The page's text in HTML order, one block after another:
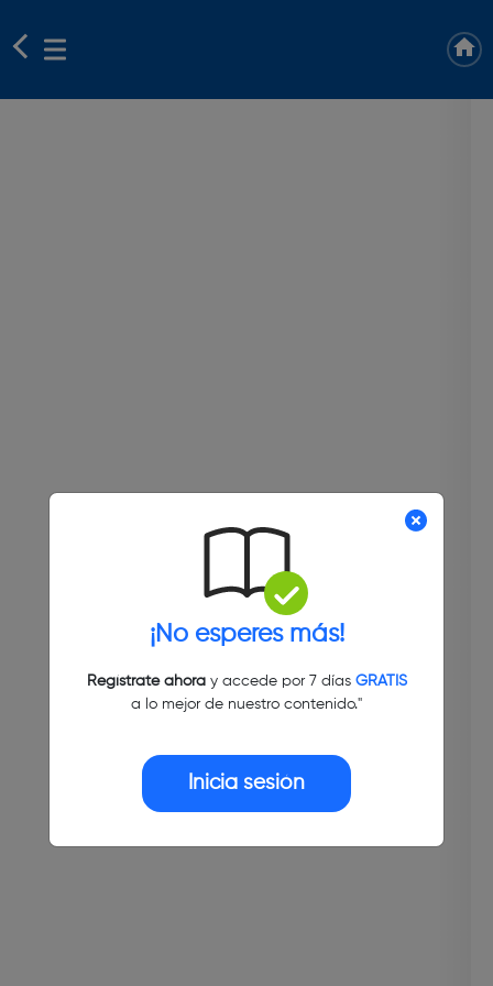
¡No esperes más!
Regístrate ahoray accede por 7 días GRATIS
a lo mejor de nuestro contenido."
Inicia sesión